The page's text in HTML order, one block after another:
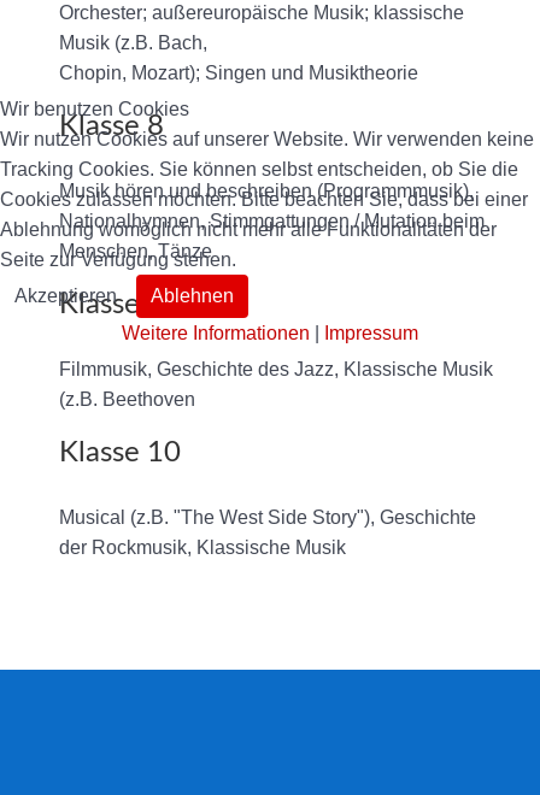
Orchester; außereuropäische Musik; klassische
Musik (z.B. Bach,
Chopin, Mozart); Singen und Musiktheorie
Klasse 8
Musik hören und beschreiben (Programmmusik),
Nationalhymnen, Stimmgattungen / Mutation beim
Menschen, Tänze
Klasse 9
Filmmusik, Geschichte des Jazz, Klassische Musik
(z.B. Beethoven
Klasse 10
Musical (z.B. "The West Side Story"), Geschichte
der Rockmusik, Klassische Musik
Wir benutzen Cookies
Wir nutzen Cookies auf unserer Website. Wir verwenden keine
Tracking Cookies. Sie können selbst entscheiden, ob Sie die
Cookies zulassen möchten. Bitte beachten Sie, dass bei einer
Ablehnung womöglich nicht mehr alle Funktionalitäten der
Seite zur Verfügung stehen.
Akzeptieren
Ablehnen
Weitere Informationen
Impressum